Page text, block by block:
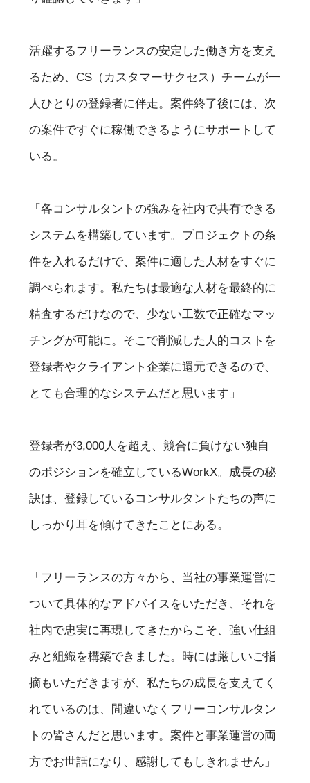
活躍するフリーランスの安定した働き方を支え
るため、CS（カスタマーサクセス）チームが一
人ひとりの登録者に伴走。案件終了後には、次
の案件ですぐに稼働できるようにサポートして
いる。
「各コンサルタントの強みを社内で共有できる
システムを構築しています。プロジェクトの条
件を入れるだけで、案件に適した人材をすぐに
調べられます。私たちは最適な人材を最終的に
精査するだけなので、少ない工数で正確なマッ
チングが可能に。そこで削減した人的コストを
登録者やクライアント企業に還元できるので、
とても合理的なシステムだと思います」
登録者が3,000人を超え、競合に負けない独自
のポジションを確立しているWorkX。成長の秘
訣は、登録しているコンサルタントたちの声に
しっかり耳を傾けてきたことにある。
「フリーランスの方々から、当社の事業運営に
ついて具体的なアドバイスをいただき、それを
社内で忠実に再現してきたからこそ、強い仕組
みと組織を構築できました。時には厳しいご指
摘もいただきますが、私たちの成長を支えてく
れているのは、間違いなくフリーコンサルタン
トの皆さんだと思います。案件と事業運営の両
方でお世話になり、感謝してもしきれません」